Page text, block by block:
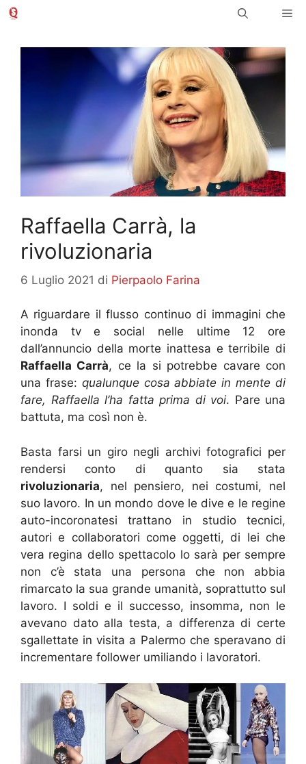
Vai
Raffaella Carrà, la
rivoluzionaria
6 Luglio 2021 di Pierpaolo Farina
A riguardare il flusso continuo di immagini che
inonda tv e social nelle ultime 12 ore
dall’annuncio della morte inattesa e terribile di
Raffaella Carrà, ce la si potrebbe cavare con
una frase: qualunque cosa abbiate in mente di
fare, Raffaella l’ha fatta prima di voi. Pare una
battuta, ma così non è.
Basta farsi un giro negli archivi fotografici per
rendersi conto di quanto sia stata
rivoluzionaria, nel pensiero, nei costumi, nel
suo lavoro. In un mondo dove le dive e le regine
auto-incoronatesi trattano in studio tecnici,
autori e collaboratori come oggetti, di lei che
vera regina dello spettacolo lo sarà per sempre
non c’è stata una persona che non abbia
rimarcato la sua grande umanità, soprattutto sul
lavoro. I soldi e il successo, insomma, non le
avevano dato alla testa, a differenza di certe
sgallettate in visita a Palermo che speravano di
incrementare follower umiliando i lavoratori.